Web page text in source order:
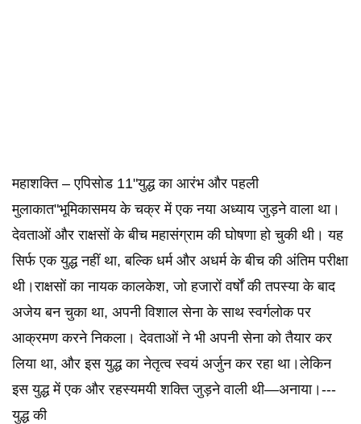
महाशक्ति – एपिसोड 11"युद्ध का आरंभ और पहली
मुलाकात"भूमिकासमय के चक्र में एक नया अध्याय जुड़ने वाला था।
देवताओं और राक्षसों के बीच महासंग्राम की घोषणा हो चुकी थी। यह
सिर्फ एक युद्ध नहीं था, बल्कि धर्म और अधर्म के बीच की अंतिम परीक्षा
थी।राक्षसों का नायक कालकेश, जो हजारों वर्षों की तपस्या के बाद
अजेय बन चुका था, अपनी विशाल सेना के साथ स्वर्गलोक पर
आक्रमण करने निकला। देवताओं ने भी अपनी सेना को तैयार कर
लिया था, और इस युद्ध का नेतृत्व स्वयं अर्जुन कर रहा था।लेकिन
इस युद्ध में एक और रहस्यमयी शक्ति जुड़ने वाली थी—अनाया।---
युद्ध की